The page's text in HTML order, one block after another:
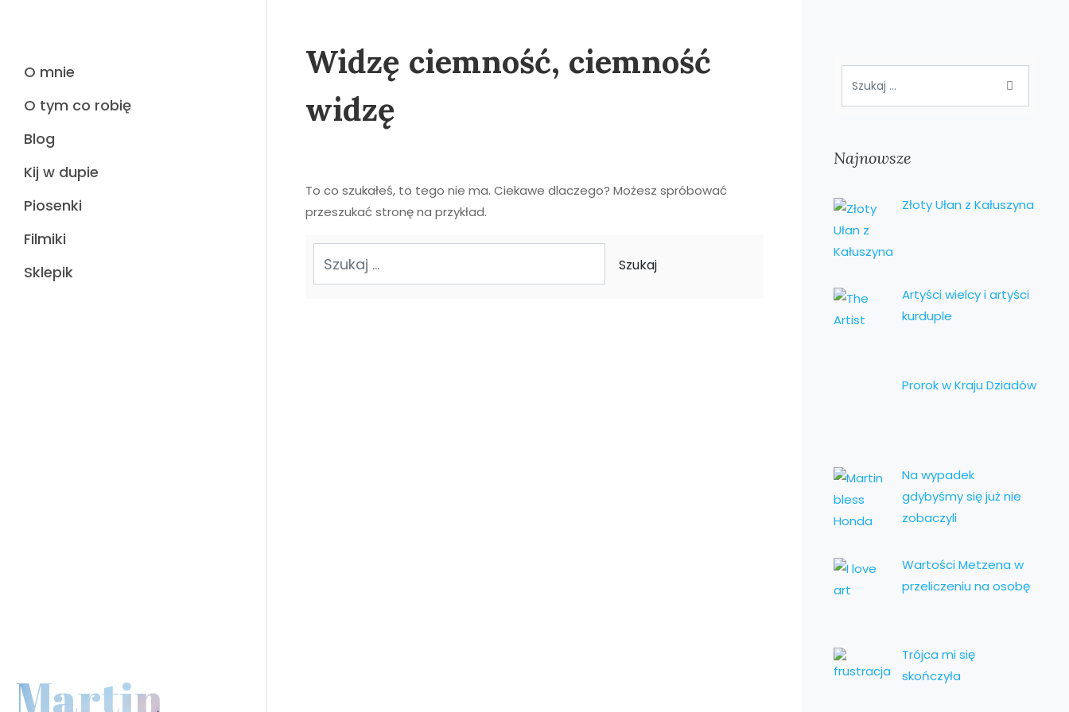
O mnie
O tym co robię
Blog
Kij w dupie
Piosenki
Filmiki
Sklepik
Martin
Widzę ciemność, ciemność
widzę
To co szukałeś, to tego nie ma. Ciekawe dlaczego? Możesz spróbować
przeszukać stronę na przykład.
Najnowsze
Złoty Ułan z Kałuszyna
Artyści wielcy i artyści
kurduple
Prorok w Kraju Dziadów
Na wypadek
gdybyśmy się już nie
zobaczyli
Wartości Metzena w
przeliczeniu na osobę
Trójca mi się
skończyła